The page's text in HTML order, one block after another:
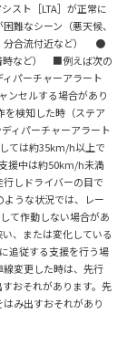
スト［LTA］が正常に
難なシーン（悪天候、
分合流付近など） ●
時など） ■例えば次の
パーチャーアラート
ンセルする場合があり
検知した時（ステア
ィパーチャーアラート
ては約35km/h以上で
援中は約50km/h未満
しドライバーの目で
うな状況では、レー
て作動しない場合があ
、または変化している
追従する支援を行う場
変更した時は、先行
おそれがあります。先
み出すおそれがあり